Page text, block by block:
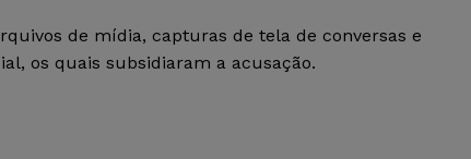
de mídia, capturas de tela de conversas e
os quais subsidiaram a acusação.